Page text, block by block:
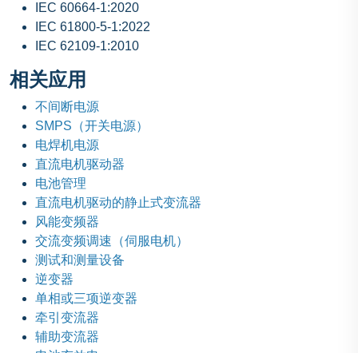
IEC 60664-1:2020
IEC 61800-5-1:2022
IEC 62109-1:2010
相关应用
不间断电源
SMPS（开关电源）
电焊机电源
直流电机驱动器
电池管理
直流电机驱动的静止式变流器
风能变频器
交流变频调速（伺服电机）
测试和测量设备
逆变器
单相或三项逆变器
牵引变流器
辅助变流器